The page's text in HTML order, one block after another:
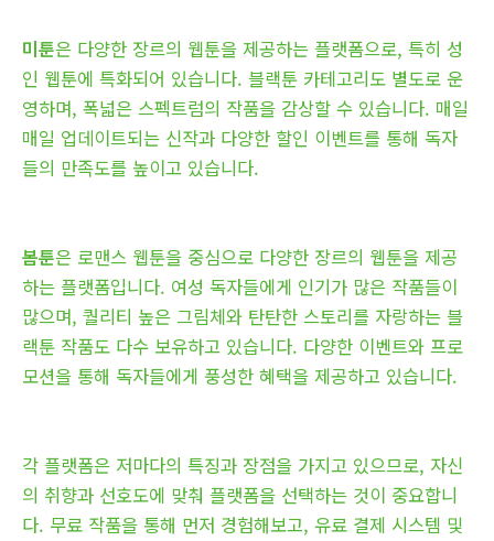
미툰은 다양한 장르의 웹툰을 제공하는 플랫폼으로, 특히 성
인 웹툰에 특화되어 있습니다. 블랙툰 카테고리도 별도로 운
영하며, 폭넓은 스펙트럼의 작품을 감상할 수 있습니다. 매일
매일 업데이트되는 신작과 다양한 할인 이벤트를 통해 독자
들의 만족도를 높이고 있습니다.
봄툰은 로맨스 웹툰을 중심으로 다양한 장르의 웹툰을 제공
하는 플랫폼입니다. 여성 독자들에게 인기가 많은 작품들이
많으며, 퀄리티 높은 그림체와 탄탄한 스토리를 자랑하는 블
랙툰 작품도 다수 보유하고 있습니다. 다양한 이벤트와 프로
모션을 통해 독자들에게 풍성한 혜택을 제공하고 있습니다.
각 플랫폼은 저마다의 특징과 장점을 가지고 있으므로, 자신
의 취향과 선호도에 맞춰 플랫폼을 선택하는 것이 중요합니
다. 무료 작품을 통해 먼저 경험해보고, 유료 결제 시스템 및